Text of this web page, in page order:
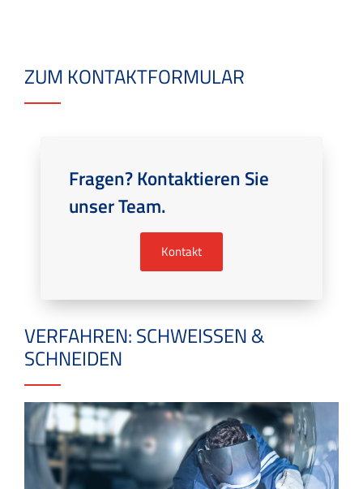
ZUM KONTAKTFORMULAR
Fragen? Kontaktieren Sie
unser Team.
Kontakt
VERFAHREN: SCHWEISSEN &
SCHNEIDEN